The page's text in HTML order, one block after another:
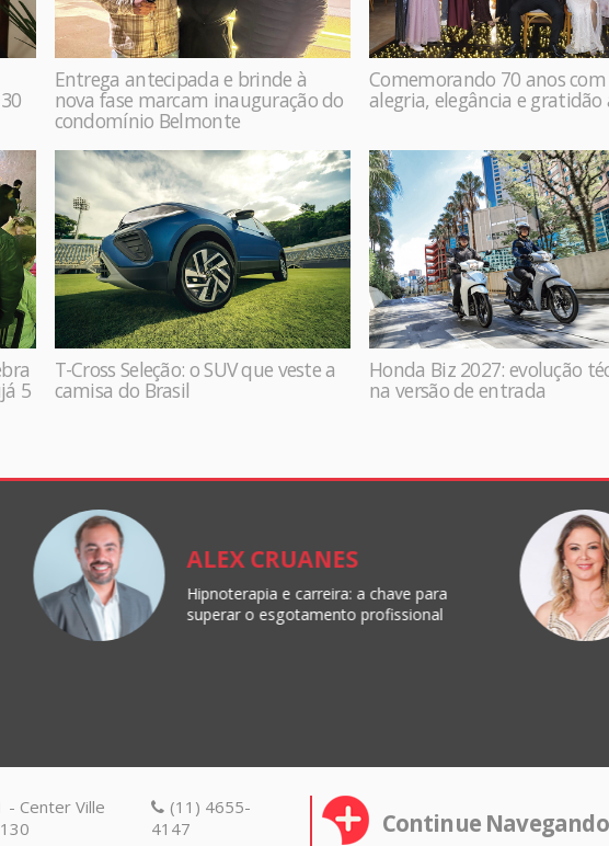
Entrega antecipada e brinde à
nova fase marcam inauguração do
condomínio Belmonte
Comemorando 70 anos com
alegria, elegância e gratidão
5
T-Cross Seleção: o SUV que veste a
camisa do Brasil
Honda Biz 2027: evolução
na versão de entrada
ALEX CRUANES
Hipnoterapia e carreira: a chave para
superar o esgotamento profissional
- Center Ville
(11) 4655-
4147
Continue Navegando